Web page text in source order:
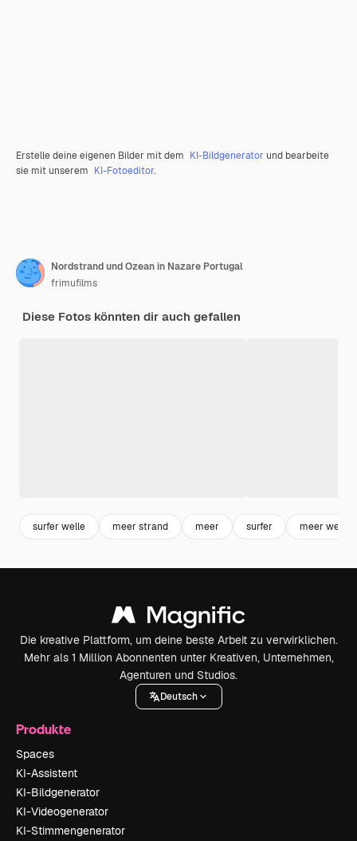
Erstelle deine eigenen Bilder mit dem KI-Bildgenerator und bearbeite
sie mit unserem KI-Fotoeditor.
Nordstrand und Ozean in Nazare Portugal
frimufilms
Diese Fotos könnten dir auch gefallen
surfer welle meer strand meer surfer meer wellen
Die kreative Plattform, um deine beste Arbeit zu verwirklichen.
Mehr als 1 Million Abonnenten unter Kreativen, Unternehmen,
Agenturen und Studios.
Deutsch
Produkte
Spaces
KI-Assistent
KI-Bildgenerator
KI-Videogenerator
KI-Stimmengenerator